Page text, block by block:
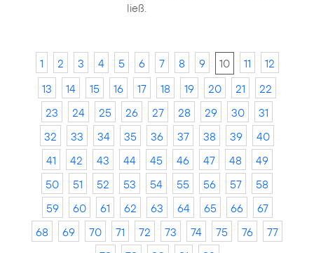
ließ.
1 2 3 4 5 6 7 8 9 10 11
12
13
14 15 16 17 18 19 20 21
22
23
24 25 26 27 28 29 30
31
32
33 34 35 36 37 38 39
40
41
42 43 44 45 46 47 48
49
50
51 52 53 54 55 56 57
58
59
60 61 62 63 64 65 66
67
68
69 70 71 72 73 74 75 76
77